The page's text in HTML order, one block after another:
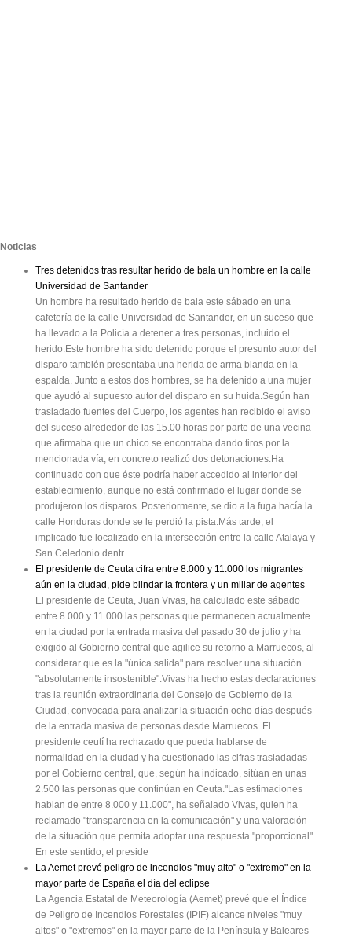
Noticias
Tres detenidos tras resultar herido de bala un hombre en la calle
Universidad de Santander
Un hombre ha resultado herido de bala este sábado en una
cafetería de la calle Universidad de Santander, en un suceso que
ha llevado a la Policía a detener a tres personas, incluido el
herido.Este hombre ha sido detenido porque el presunto autor del
disparo también presentaba una herida de arma blanda en la
espalda. Junto a estos dos hombres, se ha detenido a una mujer
que ayudó al supuesto autor del disparo en su huida.Según han
trasladado fuentes del Cuerpo, los agentes han recibido el aviso
del suceso alrededor de las 15.00 horas por parte de una vecina
que afirmaba que un chico se encontraba dando tiros por la
mencionada vía, en concreto realizó dos detonaciones.Ha
continuado con que éste podría haber accedido al interior del
establecimiento, aunque no está confirmado el lugar donde se
produjeron los disparos. Posteriormente, se dio a la fuga hacía la
calle Honduras donde se le perdió la pista.Más tarde, el
implicado fue localizado en la intersección entre la calle Atalaya y
San Celedonio dentr
El presidente de Ceuta cifra entre 8.000 y 11.000 los migrantes
aún en la ciudad, pide blindar la frontera y un millar de agentes
El presidente de Ceuta, Juan Vivas, ha calculado este sábado
entre 8.000 y 11.000 las personas que permanecen actualmente
en la ciudad por la entrada masiva del pasado 30 de julio y ha
exigido al Gobierno central que agilice su retorno a Marruecos, al
considerar que es la "única salida" para resolver una situación
"absolutamente insostenible".Vivas ha hecho estas declaraciones
tras la reunión extraordinaria del Consejo de Gobierno de la
Ciudad, convocada para analizar la situación ocho días después
de la entrada masiva de personas desde Marruecos. El
presidente ceutí ha rechazado que pueda hablarse de
normalidad en la ciudad y ha cuestionado las cifras trasladadas
por el Gobierno central, que, según ha indicado, sitúan en unas
2.500 las personas que continúan en Ceuta."Las estimaciones
hablan de entre 8.000 y 11.000", ha señalado Vivas, quien ha
reclamado "transparencia en la comunicación" y una valoración
de la situación que permita adoptar una respuesta "proporcional".
En este sentido, el preside
La Aemet prevé peligro de incendios "muy alto" o "extremo" en la
mayor parte de España el día del eclipse
La Agencia Estatal de Meteorología (Aemet) prevé que el Índice
de Peligro de Incendios Forestales (IPIF) alcance niveles "muy
altos" o "extremos" en la mayor parte de la Península y Baleares